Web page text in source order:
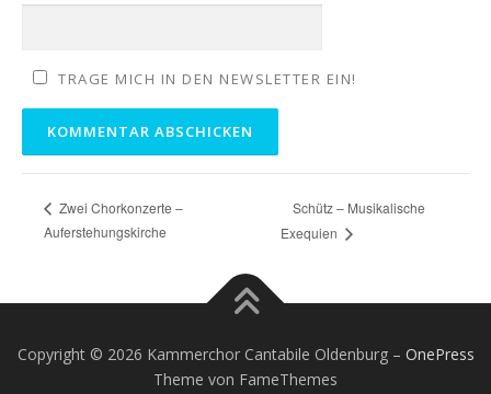
TRAGE MICH IN DEN NEWSLETTER EIN!
Zwei Chorkonzerte –
Auferstehungskirche
Schütz – Musikalische
Exequien
Copyright © 2026 Kammerchor Cantabile Oldenburg – OnePress
Theme von FameThemes